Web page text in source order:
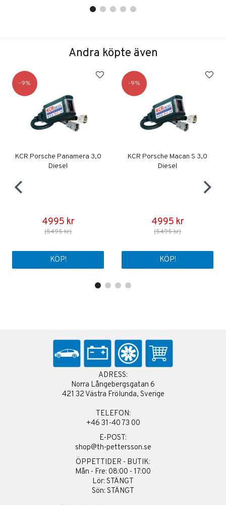
Andra köpte även
9
KCR Porsche Panamera 3,0
Diesel
4995 kr
(5495 kr)
KÖP!
9
KCR Porsche Macan S 3,0
Diesel
4995 kr
(5495 kr)
KÖP!
ADRESS:
Norra Långebergsgatan 6
421 32 Västra Frölunda, Sverige
TELEFON:
+46 31-40 73 00
E-POST:
shop@th-pettersson.se
ÖPPETTIDER - BUTIK:
Mån - Fre: 08:00 - 17:00
Lör: STÄNGT
Sön: STÄNGT